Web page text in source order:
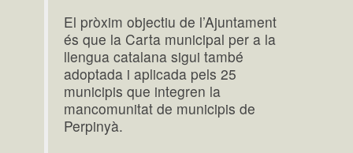
El pròxim objectiu de l’Ajuntament
és que la Carta municipal per a la
llengua catalana sigui també
adoptada i aplicada pels 25
municipis que integren la
mancomunitat de municipis de
Perpinyà.